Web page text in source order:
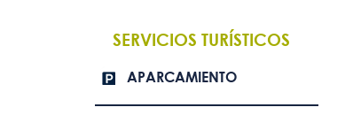
SERVICIOS TURÍSTICOS
APARCAMIENTO